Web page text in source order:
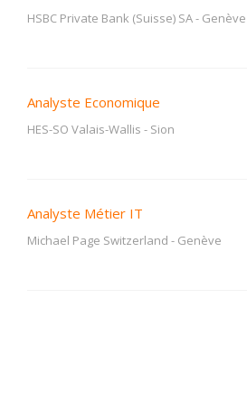
HSBC Private Bank (Suisse) SA- Genève
Analyste Economique
HES-SO Valais-Wallis - Sion
Analyste Métier IT
Michael Page Switzerland - Genève